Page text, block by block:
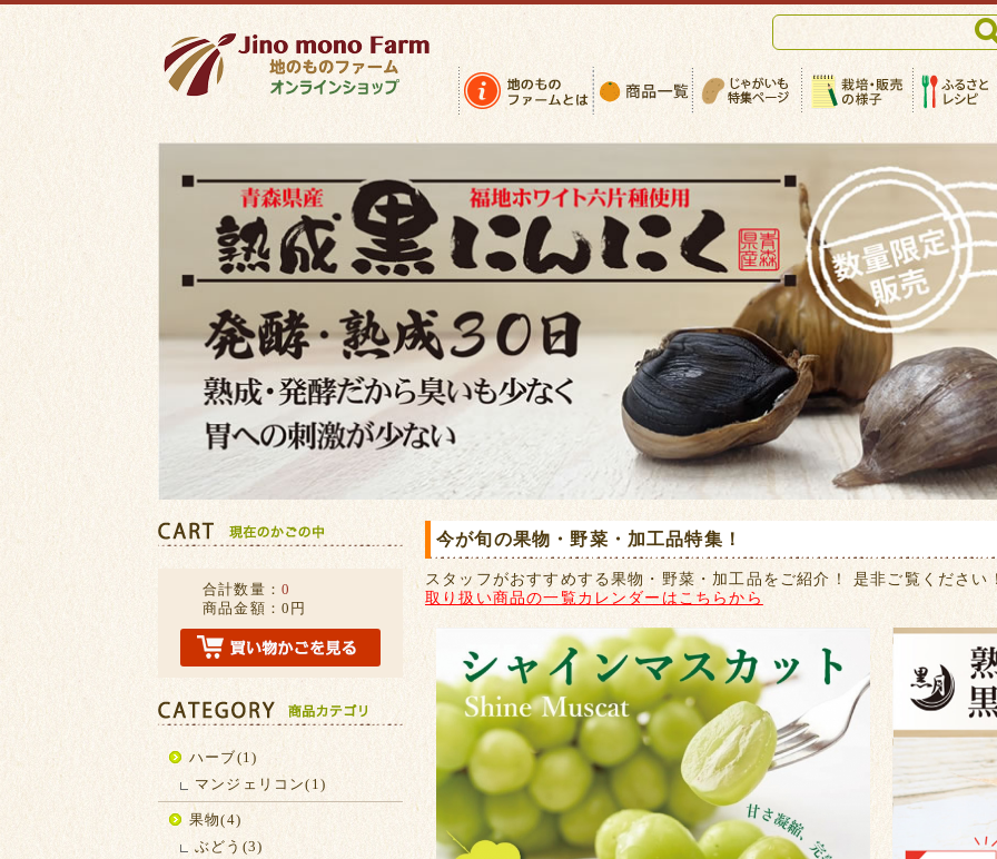
今が旬の果物・野菜・加工品特集！
スタッフがおすすめする果物・野菜・加工品をご紹介！ 是非ご覧ください
取り扱い商品の一覧カレンダーはこちらから
合計数量： 0
商品金額： 0円
ハーブ(1)
マンジェリコン(1)
果物(4)
ぶどう(3)